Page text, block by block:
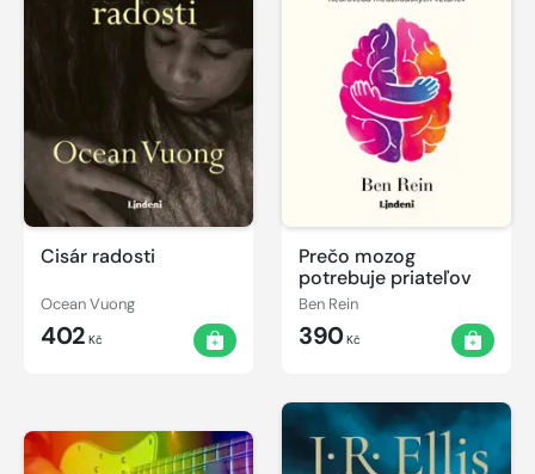
Cisár radosti
Ocean Vuong
402 Kč
Prečo mozog
potrebuje priateľov
Ben Rein
390Kč